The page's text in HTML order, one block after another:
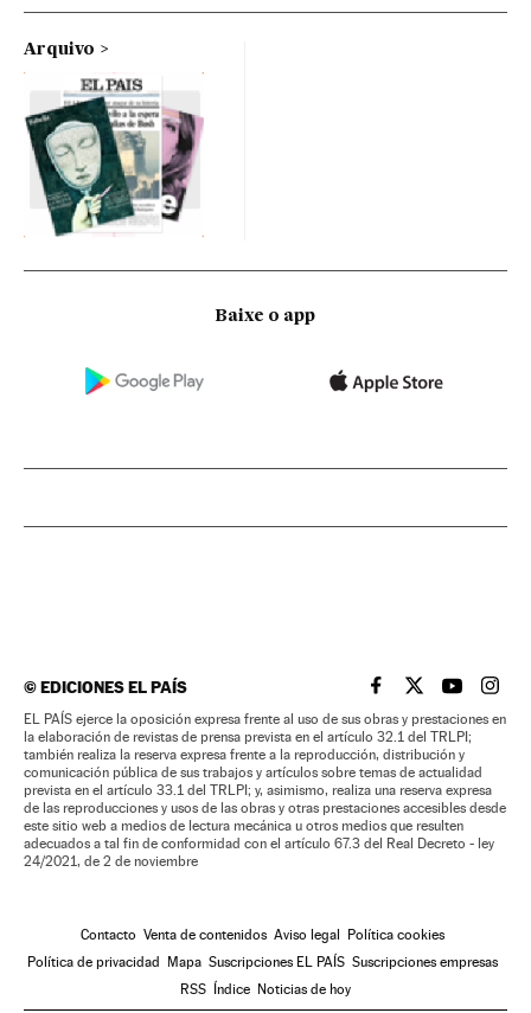
Arquivo
Baixe o app
©EDICIONES EL PAÍS EL PAÍS BRASIL EN
EL PAÍSEL PAÍS
EL
EL PAÍS ejerce la oposición expresa frente al uso de sus obras y prestaciones en
la elaboración de revistas de prensa prevista en el artículo 32.1 del TRLPI;
también realiza la reserva expresa frente a la reproducción, distribución y
comunicación pública de sus trabajos y artículos sobre temas de actualidad
prevista en el artículo 33.1 del TRLPI; y, asimismo, realiza una reserva expresa
de las reproducciones y usos de las obras y otras prestaciones accesibles desde
este sitio web a medios de lectura mecánica u otros medios que resulten
adecuados a tal fin de conformidad con el artículo 67.3 del Real Decreto - ley
24/2021, de 2 de noviembre
Contacto Venta de contenidos Aviso legal
Política cookies
Política de privacidad
Mapa Suscripciones EL PAÍS Suscripciones empresas
RSS
Índice Noticias de hoy